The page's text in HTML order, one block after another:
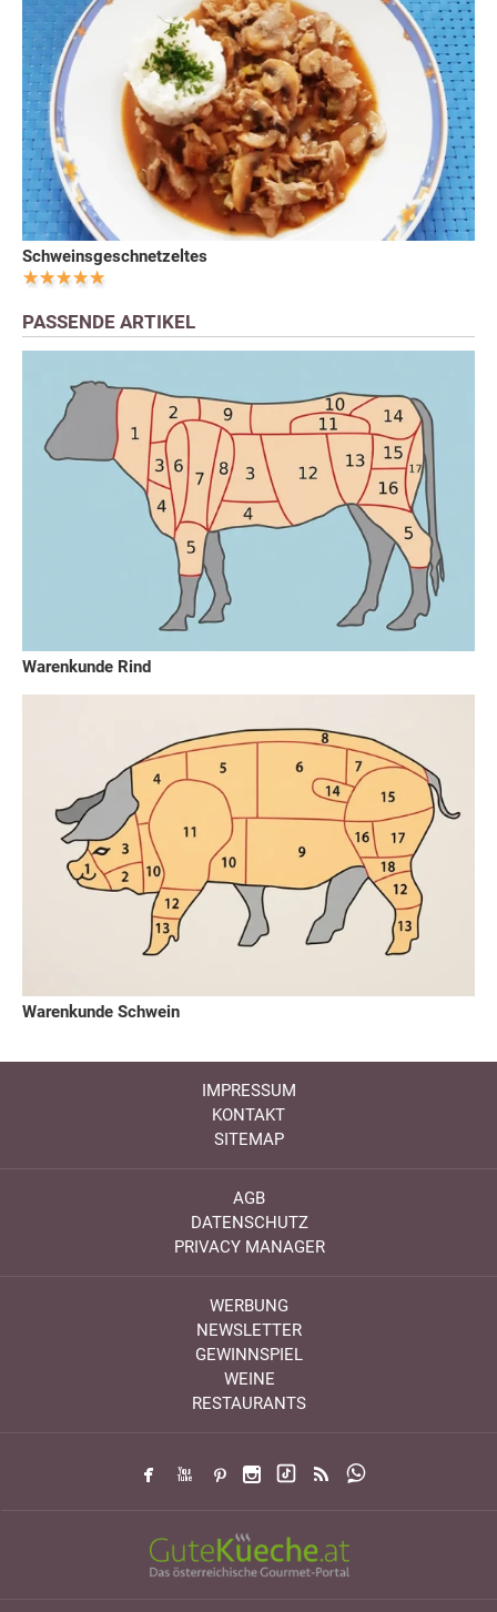
Schweinsgeschnetzeltes
PASSENDE ARTIKEL
Warenkunde Rind
Warenkunde Schwein
IMPRESSUM
KONTAKT
SITEMAP
AGB
DATENSCHUTZ
PRIVACY MANAGER
WERBUNG
NEWSLETTER
GEWINNSPIEL
WEINE
RESTAURANTS